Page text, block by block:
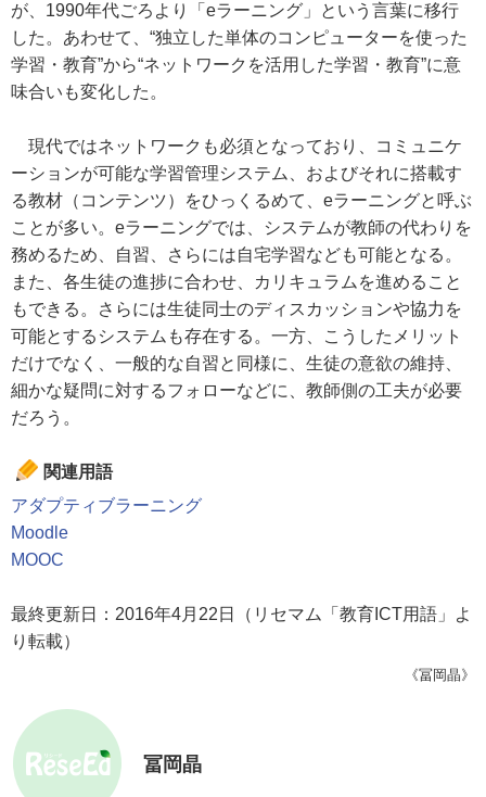
が、1990年代ごろより「eラーニング」という言葉に移行
した。あわせて、“独立した単体のコンピューターを使った
学習・教育”から“ネットワークを活用した学習・教育”に意
味合いも変化した。
現代ではネットワークも必須となっており、コミュニケ
ーションが可能な学習管理システム、およびそれに搭載す
る教材（コンテンツ）をひっくるめて、eラーニングと呼ぶ
ことが多い。eラーニングでは、システムが教師の代わりを
務めるため、自習、さらには自宅学習なども可能となる。
また、各生徒の進捗に合わせ、カリキュラムを進めること
もできる。さらには生徒同士のディスカッションや協力を
可能とするシステムも存在する。一方、こうしたメリット
だけでなく、一般的な自習と同様に、生徒の意欲の維持、
細かな疑問に対するフォローなどに、教師側の工夫が必要
だろう。
関連用語
アダプティブラーニング
Moodle
MOOC
最終更新日：2016年4月22日（リセマム「教育ICT用語」よ
り転載）
《冨岡晶》
冨岡晶